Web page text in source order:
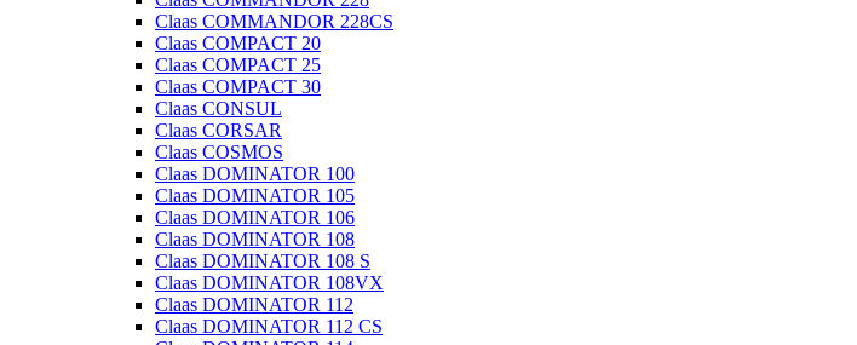
Claas COMMANDOR 228CS
Claas COMPACT 20
Claas COMPACT 25
Claas COMPACT 30
Claas CONSUL
Claas CORSAR
Claas COSMOS
Claas DOMINATOR 100
Claas DOMINATOR 105
Claas DOMINATOR 106
Claas DOMINATOR 108
Claas DOMINATOR 108 S
Claas DOMINATOR 108VX
Claas DOMINATOR 112
Claas DOMINATOR 112 CS